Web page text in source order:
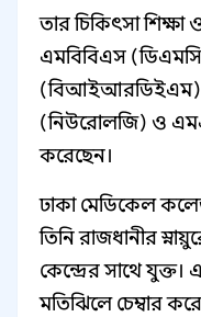
তার চিকিৎসা শিক্ষা
এমবিবিএস
(বিআইআরডিইএম),
(নিউরোলজি) ও
করেছেন।
ঢাকা মেডিকেল
তিনি রাজধানীর
কেন্দ্রের সাথে
মতিঝিলে চেম্বার